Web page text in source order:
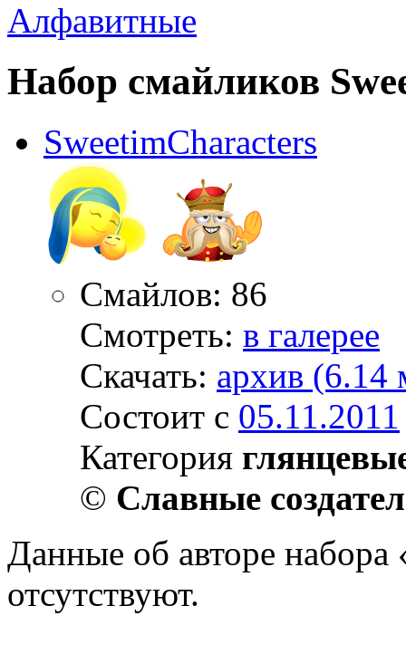
Алфавитные
Набор смайликов
SweetimCharacters
Смайлов: 86
Смотреть: в галерее
Скачать: архив (6.14
Состоит с 05.11.2011
Категория
© Славные
Данные об авторе набора
отсутствуют.